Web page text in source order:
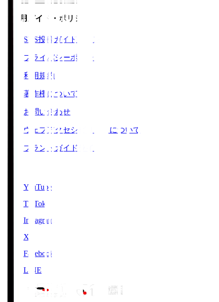
ご利用ガイド・ポリシー
SNS投稿ガイドライン
プライバシーポリシー
利用規約
著作権について
お問い合わせ
ウェブアクセシビリティについて
ブランドガイドライン
YouTube
TikTok
Instagram
X
Facebook
LINE